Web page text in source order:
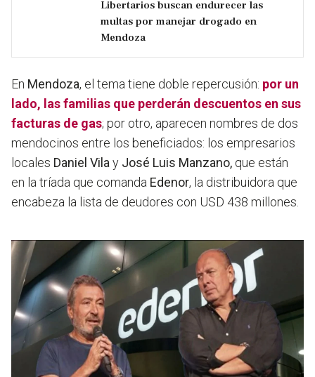
Libertarios buscan endurecer las
multas por manejar drogado en
Mendoza
En Mendoza, el tema tiene doble repercusión: por un
lado, las familias que perderán descuentos en sus
facturas de gas; por otro, aparecen nombres de dos
mendocinos entre los beneficiados: los empresarios
locales Daniel Vila y José Luis Manzano, que están
en la tríada que comanda Edenor, la distribuidora que
encabeza la lista de deudores con USD 438 millones.